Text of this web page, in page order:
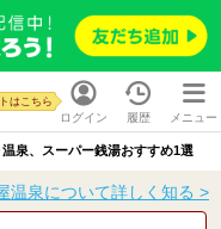
ログイン
はこちら
履歴 メニュー
泉、スーパー銭湯おすすめ1選
温泉について詳しく知る >